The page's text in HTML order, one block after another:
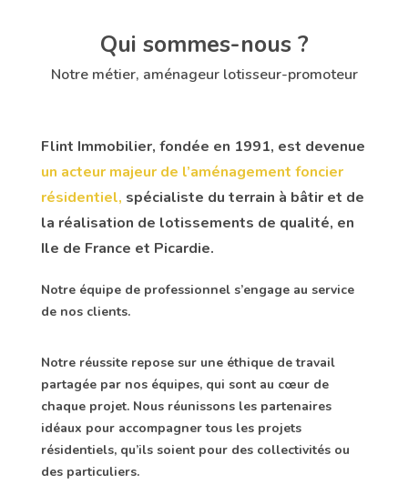
Qui sommes-nous ?
Notre métier, aménageur lotisseur-promoteur
Flint Immobilier, fondée en 1991, est devenue
un acteur majeur de l’aménagement foncier
résidentiel, spécialiste du terrain à bâtir et de
la réalisation de lotissements de qualité, en
Ile de France et Picardie.
Notre équipe de professionnel s’engage au service
de nos clients.
Notre réussite repose sur une éthique de travail
partagée par nos équipes, qui sont au cœur de
chaque projet. Nous réunissons les partenaires
idéaux pour accompagner tous les projets
résidentiels, qu’ils soient pour des collectivités ou
des particuliers.